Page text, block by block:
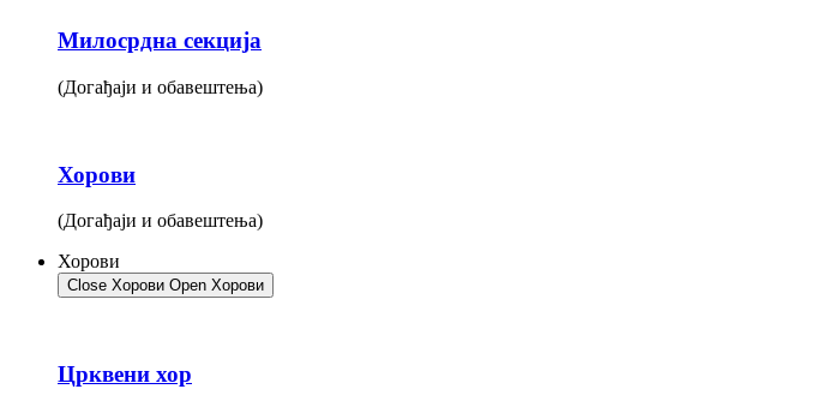
Милосрдна секција
(Догађаји и обавештења)
Хорови
(Догађаји и обавештења)
Хорови
Close Хорови Open Хорови
Црквени хор